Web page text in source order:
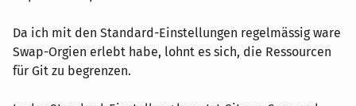
Da ich mit den Standard-Einstellungen regelmässig ware
Swap-Orgien erlebt habe, lohnt es sich, die Ressourcen
für Git zu begrenzen.